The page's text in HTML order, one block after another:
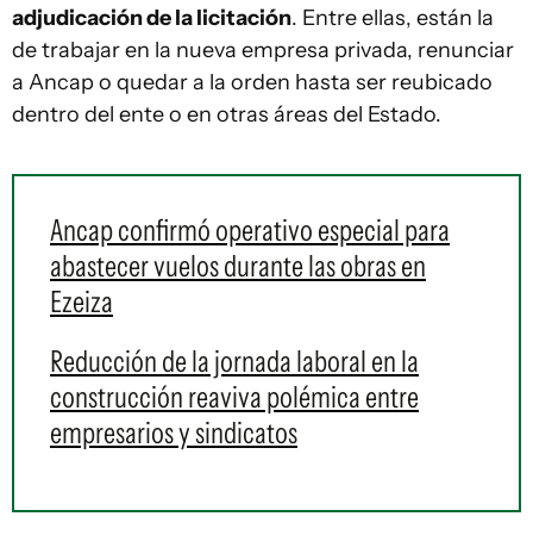
adjudicación de la licitación. Entre ellas, están la
de trabajar en la nueva empresa privada, renunciar
a Ancap o quedar a la orden hasta ser reubicado
dentro del ente o en otras áreas del Estado.
Ancap confirmó operativo especial para
abastecer vuelos durante las obras en
Ezeiza
Reducción de la jornada laboral en la
construcción reaviva polémica entre
empresarios y sindicatos